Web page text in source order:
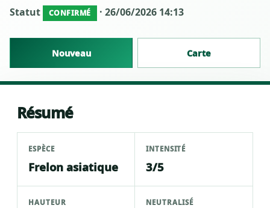
Statut CONFIRMÉ · 26/06/2026 14:13
Nouveau Carte
Résumé
ESPÈCE
Frelon asiatique
INTENSITÉ
3/5
HAUTEUR NEUTRALISÉ